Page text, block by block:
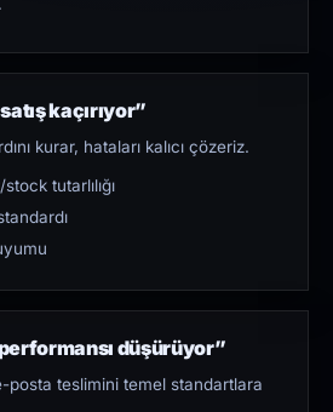
kaçırıyor”
kurar, hataları kalıcı çözeriz.
tutarlılığı
düşürüyor”
posta teslimini temel standartlara